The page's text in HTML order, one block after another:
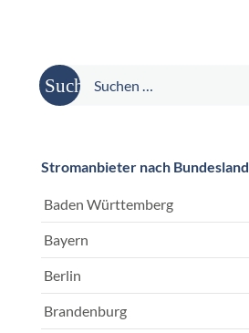
Suche
nach:
Stromanbieter nach Bundesland
Baden Württemberg
Bayern
Berlin
Brandenburg